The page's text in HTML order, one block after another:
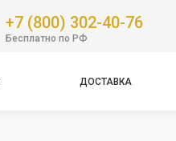
+7 (800) 302-40-76
Бесплатно по РФ
ДОСТАВКА